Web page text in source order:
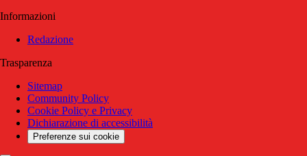
Informazioni
Redazione
Trasparenza
Sitemap
Community Policy
Cookie Policy e Privacy
Dichiarazione di accessibilità
Preferenze sui cookie